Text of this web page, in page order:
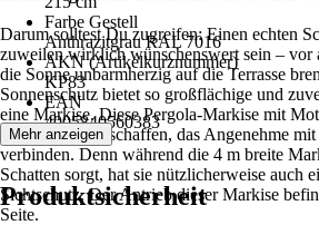
Farbe Gestell
Anthrazitgrau RAL 7016
AKN (Artikelkurznummer)
KP83
EAN
4005840560383
Darum solltest Du zugreifen: Einen echten
zuweilen wirklich wünschenswert sein – vor
die Sonne unbarmherzig auf die Terrasse
Sonnenschutz bietet so großflächige und
eine Markise. Diese Pergola-Markise mit
zudem dafür geschaffen, das Angenehme
verbinden. Denn während die 4 m breite
Schatten sorgt, hat sie nützlicherweise auch
Sichtschutz. Der Antrieb dieser Markise
Seite.
Mehr anzeigen
Produktsicherheit